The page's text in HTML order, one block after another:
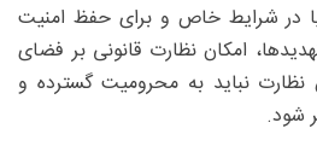
در شرایط خاص و برای حفظ امنیت
امکان نظارت قانونی بر فضای
نظارت نباید به محرومیت گسترده و
شود.